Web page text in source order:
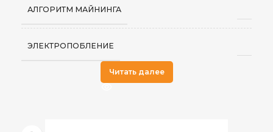
АЛГОРИТМ МАЙНИНГА
ЭЛЕКТРОПОБЛЕНИЕ
Читать далее